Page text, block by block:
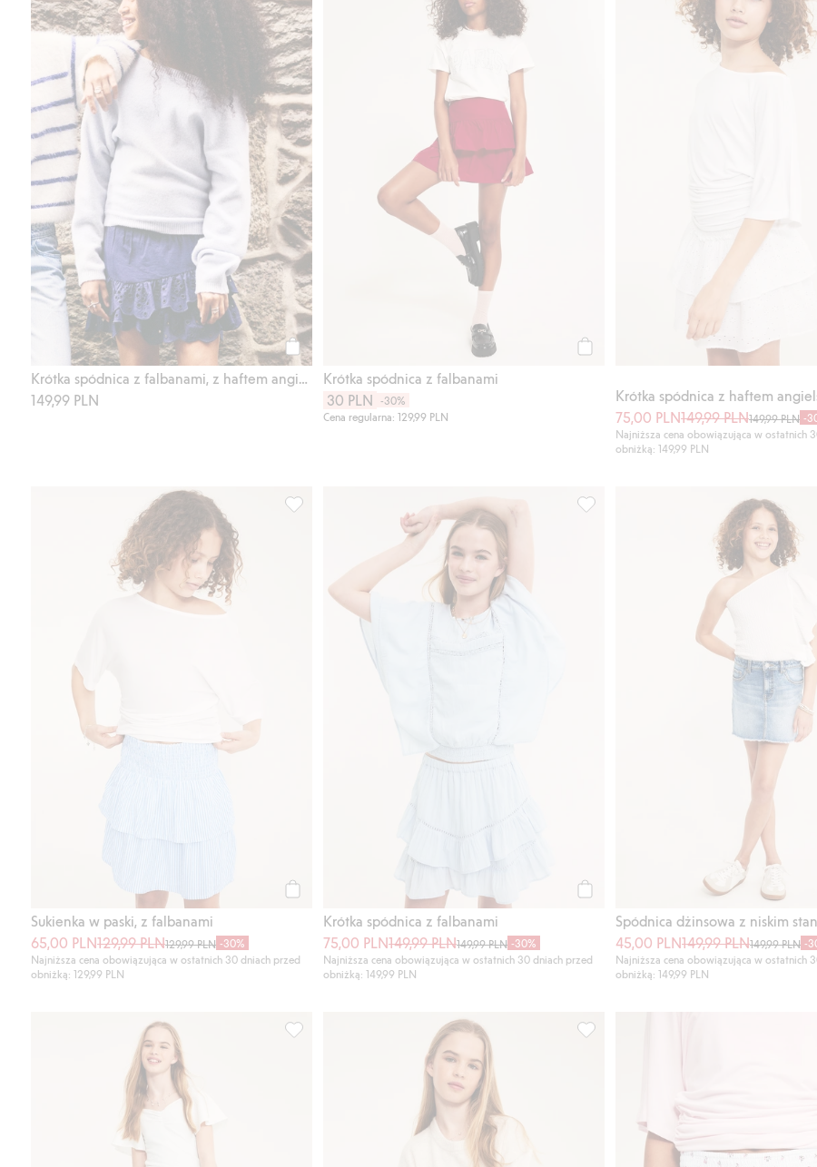
Kup
Krótka spódnica z falbanami, z haftem angielskim
149,99 PLN
Krótka spódnica z falbanami
30 PLN
-30%
Cena regularna: 129,99 PLN
Krótka spódnica z haftem
75,00 PLN149,99 PLN149,99 PLN -
Najniższa cena obowiązująca w ostatnich
obniżką: 149,99 PLN
Sukienka w paski, z falbanami
65,00 PLN129,99 PLN129,99 PLN -30%
Najniższa cena obowiązująca w ostatnich 30 dniach przed
obniżką: 129,99 PLN
Sukienka w paski, z falbanami, Dodaj do listy ulubione
Krótka spódnica z falbanami
75,00 PLN149,99 PLN149,99 PLN -30%
Najniższa cena obowiązująca w ostatnich 30 dniach przed
obniżką: 149,99 PLN
Krótka spódnica z falbanami, Dodaj do
Spódnica dżinsowa z niskim
45,00 PLN149,99 PLN149,99 PLN -
Najniższa cena obowiązująca w ostatnich
obniżką: 149,99 PLN
Bawełniana spódnica maxi, we wzory, Dodaj do listy ulubioneSpódnica z falbanami, we wzory, z